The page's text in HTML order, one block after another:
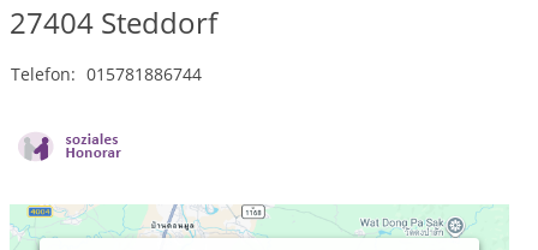
27404 Steddorf
Telefon: 015781886744